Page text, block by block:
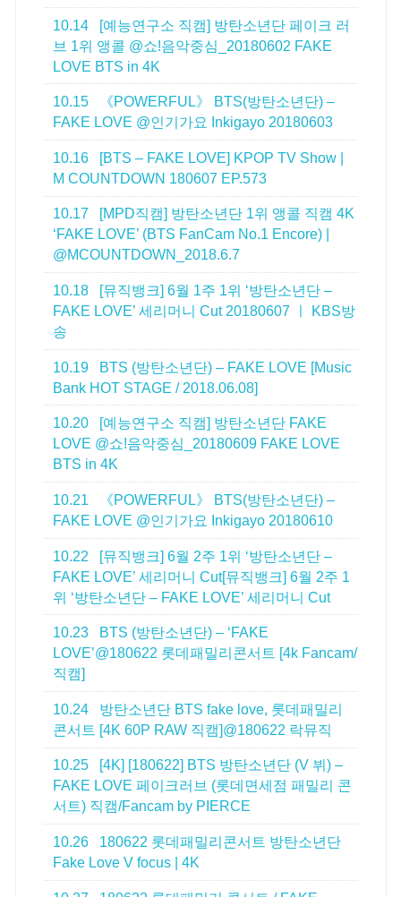
10.14
[예능연구소 직캠] 방탄소년단 페이크 러
브 1위 앵콜 @쇼!음악중심_20180602 FAKE
LOVE BTS in 4K
10.15
《POWERFUL》 BTS(방탄소년단) –
FAKE LOVE @인기가요 Inkigayo 20180603
10.16
[BTS – FAKE LOVE] KPOP TV Show |
M COUNTDOWN 180607 EP.573
10.17
[MPD직캠] 방탄소년단 1위 앵콜 직캠 4K
‘FAKE LOVE’ (BTS FanCam No.1 Encore) |
@MCOUNTDOWN_2018.6.7
10.18
[뮤직뱅크] 6월 1주 1위 ‘방탄소년단 –
FAKE LOVE’ 세리머니 Cut 20180607 ㅣ KBS방
송
10.19
BTS (방탄소년단) – FAKE LOVE [Music
Bank HOT STAGE / 2018.06.08]
10.20
[예능연구소 직캠] 방탄소년단 FAKE
LOVE @쇼!음악중심_20180609 FAKE LOVE
BTS in 4K
10.21
《POWERFUL》 BTS(방탄소년단) –
FAKE LOVE @인기가요 Inkigayo 20180610
10.22
[뮤직뱅크] 6월 2주 1위 ‘방탄소년단 –
FAKE LOVE’ 세리머니 Cut[뮤직뱅크] 6월 2주 1
위 ‘방탄소년단 – FAKE LOVE’ 세리머니 Cut
10.23
BTS (방탄소년단) – ‘FAKE
LOVE’@180622 롯데패밀리콘서트 [4k Fancam/
직캠]
10.24
방탄소년단 BTS fake love, 롯데패밀리
콘서트 [4K 60P RAW 직캠]@180622 락뮤직
10.25
[4K] [180622] BTS 방탄소년단 (V 뷔) –
FAKE LOVE 페이크러브 (롯데면세점 패밀리 콘
서트) 직캠/Fancam by PIERCE
10.26
180622 롯데패밀리콘서트 방탄소년단
Fake Love V focus | 4K